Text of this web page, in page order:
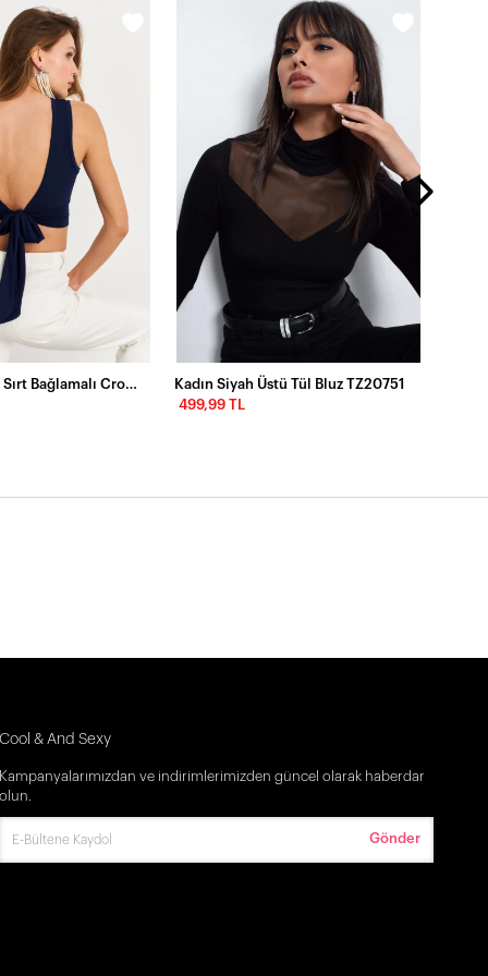
Kadın Lacivert Sırt Bağlamalı Crop Bluz EY2733
Kadın Siyah Üstü Tül Bluz TZ20751
499,99 TL
Cool & And Sexy
Kampanyalarımızdan ve indirimlerimizden güncel olarak haberdar
olun.
Gönder